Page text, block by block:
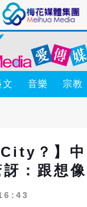
文 音樂 宗教
？】中
：跟想